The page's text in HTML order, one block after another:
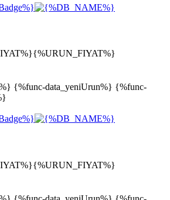
{%URUN_FIYAT%}
{%func-data_yeniUrun%} {%func-
{%URUN_FIYAT%}